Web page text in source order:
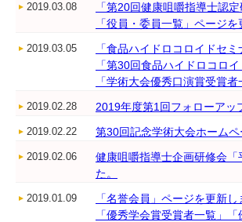
2019.03.08
「第20回健康咀嚼指導士認
「役員・委員一覧」ページを
2019.03.05
「食品ハイドロコロイドセ
「第30回食品ハイドロコロ
「学術大会優秀口演賞受賞
2019.02.28 2019年度第1回フォローアッ
2019.02.22 第30回記念学術大会ホーム
2019.02.06
健康咀嚼指導士企画研修会
た。
2019.01.09
「名誉会員」ページを更新し
「優秀学会賞受賞者一覧」